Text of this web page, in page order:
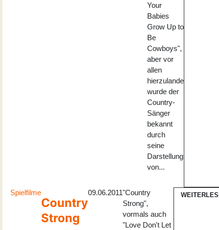
Your
Babies
Grow Up to
Be
Cowboys",
aber vor
allen
hierzulande
wurde der
Country-
Sänger
bekannt
durch
seine
Darstellung
von...
Spielfilme
Country
Strong
09.06.2011"Country
Strong",
vormals auch
"Love Don't Let